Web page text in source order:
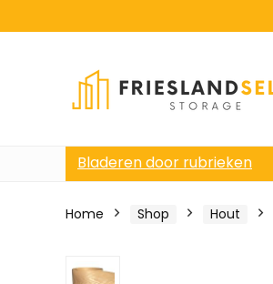
Bladeren door rubrieken
Home Shop Hout